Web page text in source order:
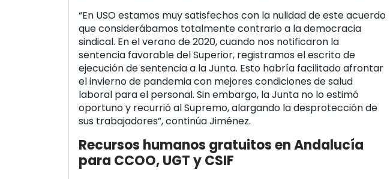
“En USO estamos muy satisfechos con la nulidad de este acuerdo
que considerábamos totalmente contrario a la democracia
sindical. En el verano de 2020, cuando nos notificaron la
sentencia favorable del Superior, registramos el escrito de
ejecución de sentencia a la Junta. Esto habría facilitado afrontar
el invierno de pandemia con mejores condiciones de salud
laboral para el personal. Sin embargo, la Junta no lo estimó
oportuno y recurrió al Supremo, alargando la desprotección de
sus trabajadores”, continúa Jiménez.
Recursos humanos gratuitos en Andalucía
para CCOO, UGT y CSIF